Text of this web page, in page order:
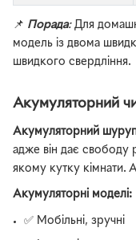
📌 Порада:Для
модель із двома
швидкого свердління.
Акумуляторний
Акумуляторний
адже він дає свободу
якому кутку кімнати.
Акумуляторні моделі:
✅ Мобільні, зручні